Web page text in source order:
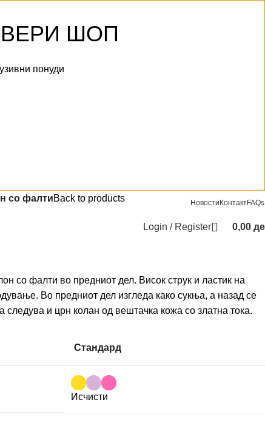
ШОП
понуди
Новости КонтактFAQs
Login / Register 0,00
со фалтиBack to products
со фалти
со фалти во предниот дел. Висок струк и ластик на
Во предниот дел изгледа како сукња, а назад се
следува и црн колан од вештачка кожа со златна тока.
Стандард
Исчисти